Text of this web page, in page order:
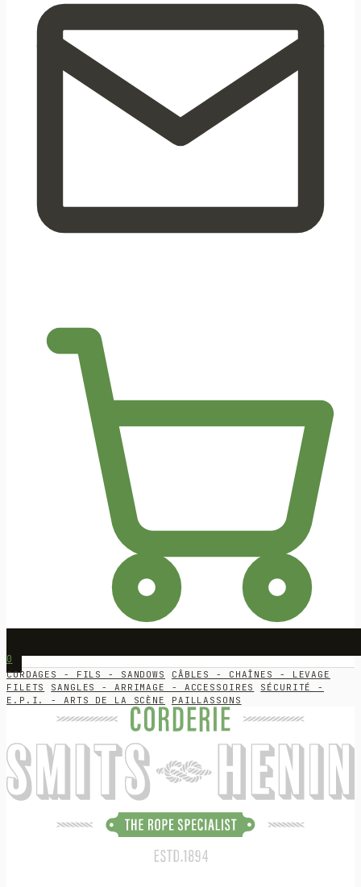
0
CORDAGES - FILS - SANDOWS
CÂBLES - CHAÎNES - LEVAGE
FILETS
SANGLES - ARRIMAGE - ACCESSOIRES
SÉCURITÉ -
E.P.I. - ARTS DE LA SCÈNE
PAILLASSONS